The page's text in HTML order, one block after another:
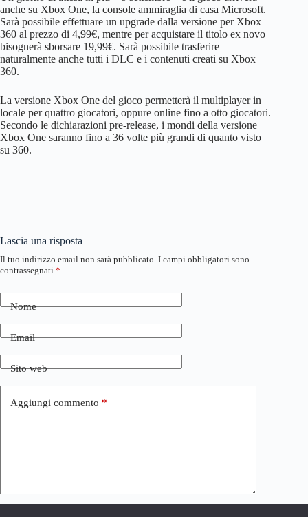
anche su Xbox One, la console ammiraglia di casa Microsoft.
Sarà possibile effettuare un upgrade dalla versione per Xbox
360 al prezzo di 4,99€, mentre per acquistare il titolo ex novo
bisognerà sborsare 19,99€. Sarà possibile trasferire
naturalmente anche tutti i DLC e i contenuti creati su Xbox
360.
La versione Xbox One del gioco permetterà il multiplayer in
locale per quattro giocatori, oppure online fino a otto giocatori.
Secondo le dichiarazioni pre-release, i mondi della versione
Xbox One saranno fino a 36 volte più grandi di quanto visto
su 360.
Lascia una risposta
Il tuo indirizzo email non sarà pubblicato. I campi obbligatori sono
contrassegnati *
Nome
Email
Sito web
Aggiungi commento *